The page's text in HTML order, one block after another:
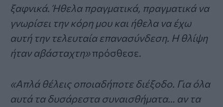
ξαφνικά. Ήθελα πραγματικά, πραγματικά να
γνωρίσει την κόρη μου και ήθελα να έχω
αυτή την τελευταία επανασύνδεση. Η θλίψη
ήταν αβάσταχτη»πρόσθεσε.
«Απλά θέλεις οποιαδήποτε διέξοδο. Για όλα
αυτά τα δυσάρεστα συναισθήματα… αν τα